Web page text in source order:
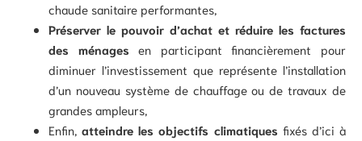
chaude sanitaire performantes,
Préserver le pouvoir d’achat et réduire les factures
des ménages en participant financièrement pour
diminuer l’investissement que représente l’installation
d’un nouveau système de chauffage ou de travaux de
grandes ampleurs,
Enfin,atteindre les objectifs climatiques fixés d’ici à